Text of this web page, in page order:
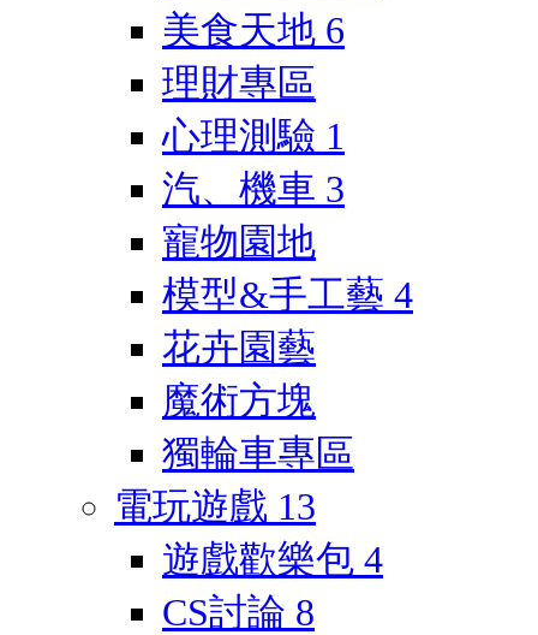
美食天地 6
理財專區
心理測驗 1
汽、機車 3
寵物園地
模型&手工藝 4
花卉園藝
魔術方塊
獨輪車專區
電玩遊戲 13
遊戲歡樂包 4
CS討論 8